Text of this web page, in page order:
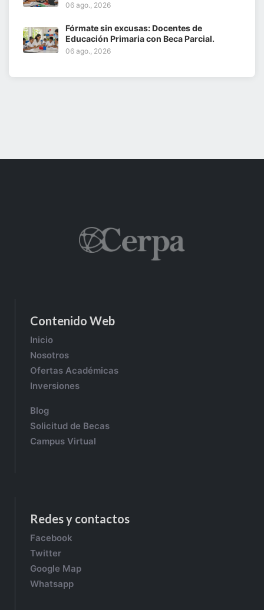
06 ago., 2026
Fórmate sin excusas: Docentes de
Educación Primaria con Beca Parcial.
06 ago., 2026
Contenido Web
Inicio
Nosotros
Ofertas Académicas
Inversiones
Blog
Solicitud de Becas
Campus Virtual
Redes y contactos
Facebook
Twitter
Google Map
Whatsapp